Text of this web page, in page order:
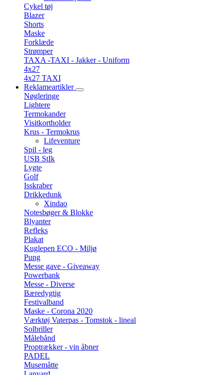
Cykel tøj
Blazer
Shorts
Maske
Forklæde
Strømper
TAXA -TAXI - Jakker - Uniform
4x27
4x27 TAXI
Reklameartikler
Nøgleringe
Lightere
Termokander
Visitkortholder
Krus - Termokrus
Lifeventure
Spil - leg
USB StIk
Lygte
Golf
Isskraber
Drikkedunk
Xindao
Notesbøger & Blokke
Blyanter
Refleks
Plakat
Kuglepen ECO - Miljø
Pung
Messe gave - Giveaway
Powerbank
Messe - Diverse
Bæredygtig
Festivalband
Maske - Corona 2020
Værktøj Vaterpas - Tomstok - lineal
Solbriller
Målebånd
Proptrækker - vin åbner
PADEL
Musemåtte